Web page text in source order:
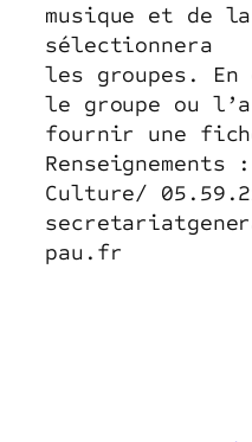
musique et de
sélectionnera
les groupes.
le groupe ou
fournir une
Culture/
pau.fr